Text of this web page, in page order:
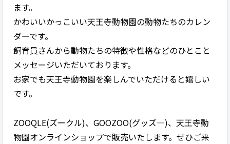
ます。
かわいいかっこいい天王寺動物園の動物たちのカレン
ダーです。
飼育員さんから動物たちの特徴や性格などのひとこと
メッセージいただいております。
お家でも天王寺動物園を楽しんでいただけると嬉しい
です。
ZOOQLE(ズークル)、GOOZOO(グッズ―)、天王寺動
物園オンラインショップで販売いたします。ぜひご来